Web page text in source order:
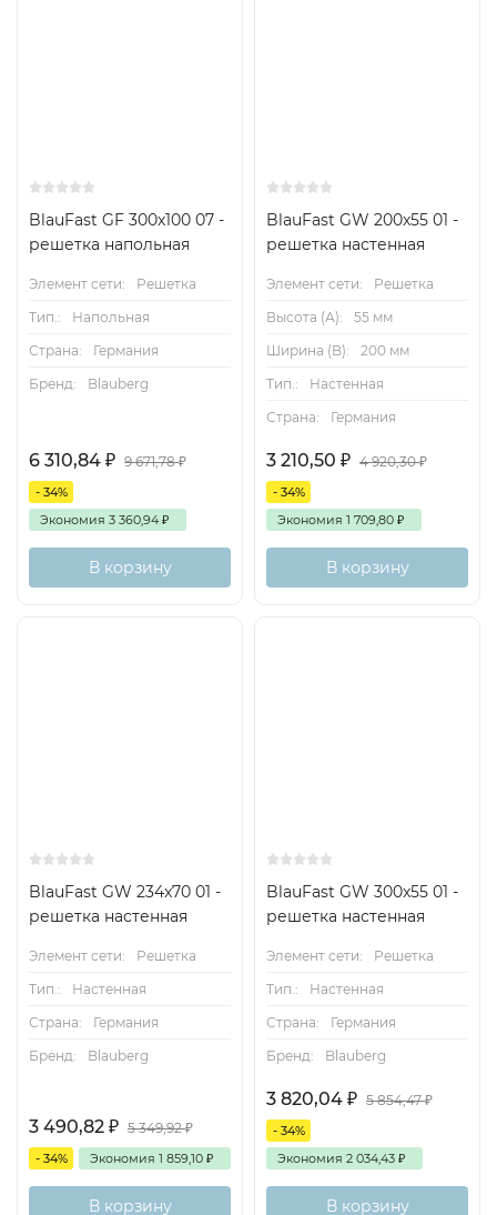
BlauFast GF 300х100 07 -
решетка напольная
Элемент сети:
Решетка
Тип.:
Напольная
Страна:
Германия
Бренд:
Blauberg
6 310,84 ₽ 9 671,78₽
- 34%
Экономия 3 360,94 ₽
В корзину
BlauFast GW 200x55 01 -
решетка настенная
Элемент сети:
Решетка
Высота (А):
55 мм
Ширина (B):
200 мм
Тип.:
Настенная
Страна:
Германия
3 210,50 ₽ 4 920,30₽
- 34%
Экономия 1 709,80 ₽
В корзину
BlauFast GW 234x70 01 -
решетка настенная
Элемент сети:
Решетка
Тип.:
Настенная
Страна:
Германия
Бренд:
Blauberg
3 490,82 ₽ 5 349,92₽
- 34% Экономия 1 859,10 ₽
В корзину
BlauFast GW 300x55 01 -
решетка настенная
Элемент сети:
Решетка
Тип.:
Настенная
Страна:
Германия
Бренд:
Blauberg
3 820,04 ₽ 5 854,47₽
- 34%
Экономия 2 034,43 ₽
В корзину